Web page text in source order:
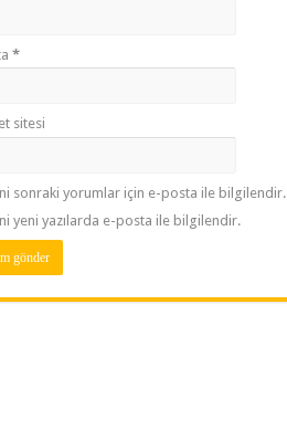
*
sitesi
sonraki yorumlar için e-posta ile bilgilendir.
yeni yazılarda e-posta ile bilgilendir.